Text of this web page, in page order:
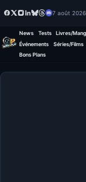
7 août 2026
News Tests
Livres/
Événements
Séries/Films
Bons Plans